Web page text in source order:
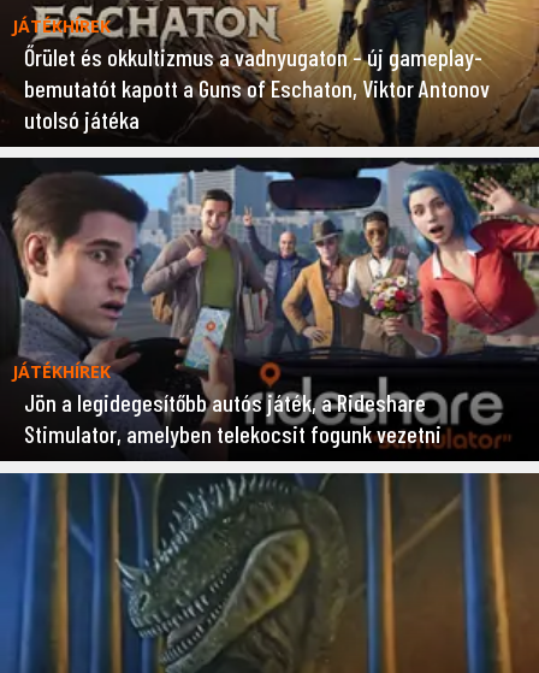
JÁTÉKHÍREK
Őrület és okkultizmus a vadnyugaton – új gameplay-
bemutatót kapott a Guns of Eschaton, Viktor Antonov
utolsó játéka
JÁTÉKHÍREK
Jön a legidegesítőbb autós játék, a Rideshare
Stimulator, amelyben telekocsit fogunk vezetni